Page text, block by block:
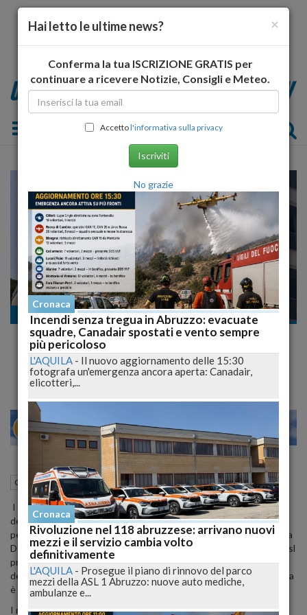
Toggle navigation
Cronaca
Perquisizioni nella Asl dell'Aquila, posti sigilli
nell'ufficio funzionaria Michela D'Amico
MILANO 28
Cronaca L'Aquila (AQ) 18 Ottobre 2022 08:48
I carabinieri del nucleo investigativo del comando provinciale
dell'Aquila hanno effettuato nella prima mattinata di oggi una
perquisizione a Castel di Sangro (L'Aquila) nell'abitazione di Michela
D'Amico, funzionario del settore acquisizione beni e servizi della Asl
provinciale dell'Aquila che è anche assessore comunale al bilancio
del comune sangrino, in seno al quale nella precedente consiliatura
è stata presiedente del consiglio comunale.
I militari hanno anche fatto visita negli uffici dell'azienda sanitaria
×
Hai letto le ultime news?
Conferma la tua ISCRIZIONE GRATIS per
continuare a ricevere Notizie, Consigli e Meteo.
Accettol'informativa sulla privacy
Iscriviti
No grazie
Cronaca
Incendi senza tregua in Abruzzo: evacuate
squadre, Canadair spostati e vento sempre
più pericoloso
L'AQUILA - Il nuovo aggiornamento delle 15:30
fotografa un'emergenza ancora aperta: Canadair,
elicotteri,...
Cronaca
Rivoluzione nel 118 abruzzese: arrivano nuovi
mezzi e il servizio cambia volto
definitivamente
L'AQUILA - Prosegue il piano di rinnovo del parco
mezzi della ASL 1 Abruzzo: nuove auto mediche,
ambulanze e...